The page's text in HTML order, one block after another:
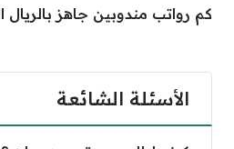
كم رواتب مندوبين جاهز
الأسئلة الشائعة